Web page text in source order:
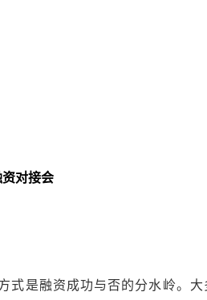
对接会
是融资成功与否的分水岭。